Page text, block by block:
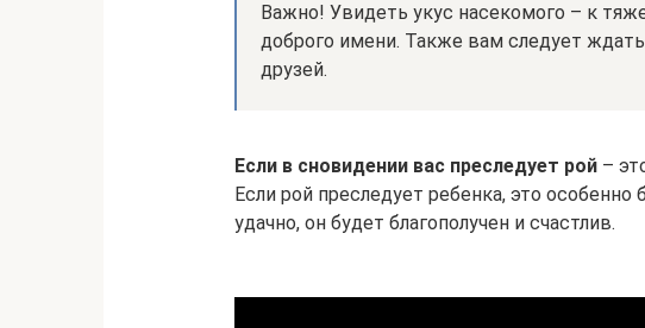
Важно! Увидеть укус насекомого – к
доброго имени. Также вам следует
друзей.
Если в сновидении вас преследует рой –
Если рой преследует ребенка, это особенно
удачно, он будет благополучен и счастлив.